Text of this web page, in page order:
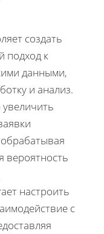
создать
подход к
данными,
и анализ.
вероятность
настроить
с